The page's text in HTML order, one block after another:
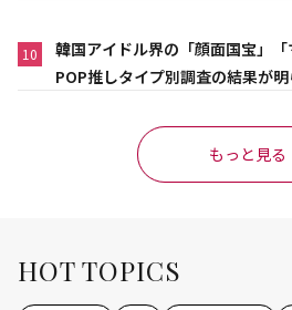
10
韓国アイドル界の「顔面国宝」
POP推しタイプ別調査の結果が
もっと見る
HOT TOPICS